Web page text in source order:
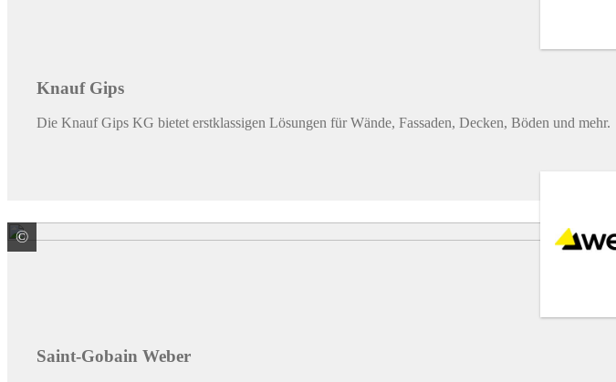
Knauf Gips
Die Knauf Gips KG bietet erstklassigen Lösungen für Wände, Fassaden, Decken, Böden und mehr.
© Saint-Gobain Weber GmbH
Saint-Gobain Weber